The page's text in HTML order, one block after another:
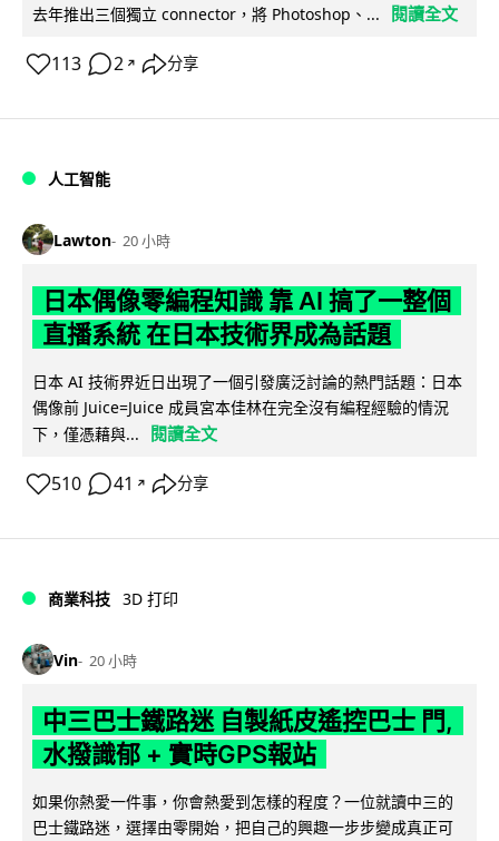
去年推出三個獨立 connector，將 Photoshop、...
閱讀全文
113 2 ↗ 分享
人工智能
Lawton 20 小時
日本偶像零編程知識 靠 AI 搞了一整個
直播系統 在日本技術界成為話題
日本 AI 技術界近日出現了一個引發廣泛討論的熱門話題：日本
偶像前 Juice=Juice 成員宮本佳林在完全沒有編程經驗的情況
下，僅憑藉與...
閱讀全文
510 41 ↗ 分享
商業科技 3D 打印
Vin 20 小時
中三巴士鐵路迷 自製紙皮遙控巴士 門,
水撥識郁 + 實時GPS報站
如果你熱愛一件事，你會熱愛到怎樣的程度？一位就讀中三的
巴士鐵路迷，選擇由零開始，把自己的興趣一步步變成真正可